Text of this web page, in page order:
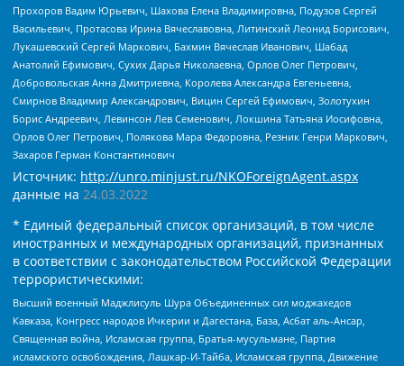
Прохоров Вадим Юрьевич, Шахова Елена Владимировна, Подузов Сергей
Васильевич, Протасова Ирина Вячеславовна, Литинский Леонид Борисович,
Лукашевский Сергей Маркович, Бахмин Вячеслав Иванович, Шабад
Анатолий Ефимович, Сухих Дарья Николаевна, Орлов Олег Петрович,
Добровольская Анна Дмитриевна, Королева Александра Евгеньевна,
Смирнов Владимир Александрович, Вицин Сергей Ефимович, Золотухин
Борис Андреевич, Левинсон Лев Семенович, Локшина Татьяна Иосифовна,
Орлов Олег Петрович, Полякова Мара Федоровна, Резник Генри Маркович,
Захаров Герман Константинович
Источник: http://unro.minjust.ru/NKOForeignAgent.aspx
данные на 24.03.2022
* Единый федеральный список организаций, в том числе
иностранных и международных организаций, признанных
в соответствии с законодательством Российской Федерации
террористическими:
Высший военный Маджлисуль Шура Объединенных сил моджахедов
Кавказа, Конгресс народов Ичкерии и Дагестана, База, Асбат аль-Ансар,
Священная война, Исламская группа, Братья-мусульмане, Партия
исламского освобождения, Лашкар-И-Тайба, Исламская группа, Движение